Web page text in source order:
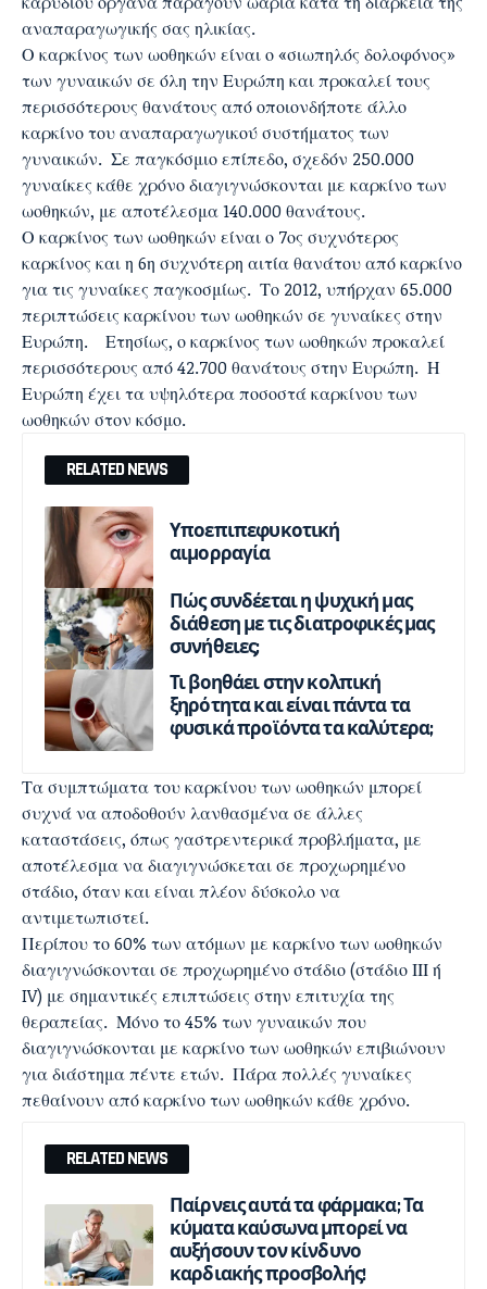
αναπαραγωγικής σας ηλικίας.
Ο καρκίνος των ωοθηκών είναι ο «σιωπηλός δολοφόνος»
των γυναικών σε όλη την Ευρώπη και προκαλεί τους
περισσότερους θανάτους από οποιονδήποτε άλλο
καρκίνο του αναπαραγωγικού συστήματος των
γυναικών. Σε παγκόσμιο επίπεδο, σχεδόν 250.000
γυναίκες κάθε χρόνο διαγιγνώσκονται με καρκίνο των
ωοθηκών, με αποτέλεσμα 140.000 θανάτους.
Ο καρκίνος των ωοθηκών είναι ο 7ος συχνότερος
καρκίνος και η 6η συχνότερη αιτία θανάτου από καρκίνο
για τις γυναίκες παγκοσμίως. Το 2012, υπήρχαν 65.000
περιπτώσεις καρκίνου των ωοθηκών σε γυναίκες στην
Ευρώπη. Ετησίως, ο καρκίνος των ωοθηκών προκαλεί
περισσότερους από 42.700 θανάτους στην Ευρώπη. Η
Ευρώπη έχει τα υψηλότερα ποσοστά καρκίνου των
ωοθηκών στον κόσμο.
RELATED NEWS
Υποεπιπεφυκοτική
αιμορραγία
Πώς συνδέεται η ψυχική μας
διάθεση με τις διατροφικές μας
συνήθειες;
Τι βοηθάει στην κολπική
ξηρότητα και είναι πάντα τα
φυσικά προϊόντα τα καλύτερα;
Τα συμπτώματα του καρκίνου των ωοθηκών μπορεί
συχνά να αποδοθούν λανθασμένα σε άλλες
καταστάσεις, όπως γαστρεντερικά προβλήματα, με
αποτέλεσμα να διαγιγνώσκεται σε προχωρημένο
στάδιο, όταν και είναι πλέον δύσκολο να
αντιμετωπιστεί.
Περίπου το 60% των ατόμων με καρκίνο των ωοθηκών
διαγιγνώσκονται σε προχωρημένο στάδιο (στάδιο ΙΙΙ ή
IV) με σημαντικές επιπτώσεις στην επιτυχία της
θεραπείας. Μόνο το 45% των γυναικών που
διαγιγνώσκονται με καρκίνο των ωοθηκών επιβιώνουν
για διάστημα πέντε ετών. Πάρα πολλές γυναίκες
πεθαίνουν από καρκίνο των ωοθηκών κάθε χρόνο.
RELATED NEWS
Παίρνεις αυτά τα φάρμακα; Τα
κύματα καύσωνα μπορεί να
αυξήσουν τον κίνδυνο
καρδιακής προσβολής!